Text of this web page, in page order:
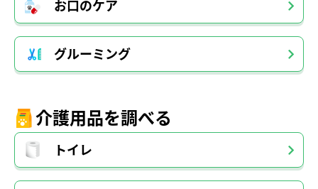
お口のケア
グルーミング
介護用品を調べる
トイレ